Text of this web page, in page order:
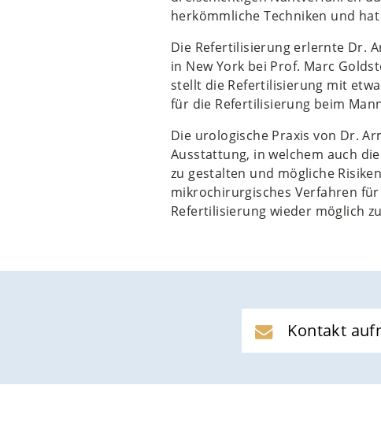
herkömmliche Techniken und
Die Refertilisierung erlernte Dr.
in New York bei Prof. Marc
stellt die Refertilisierung mit
für die Refertilisierung beim
Die urologische Praxis von Dr.
Ausstattung, in welchem auch
zu gestalten und mögliche
mikrochirurgisches Verfahren
Refertilisierung wieder möglich
Kontakt